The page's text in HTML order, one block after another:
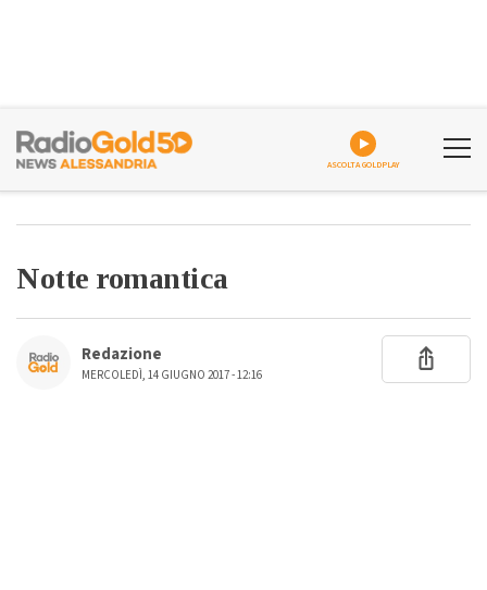
ASCOLTA GOLDPLAY
Notte romantica
Redazione
MERCOLEDÌ, 14 GIUGNO 2017 - 12:16